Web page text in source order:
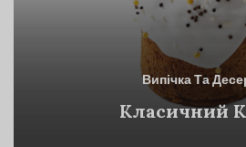
Випічка Та
Класичний